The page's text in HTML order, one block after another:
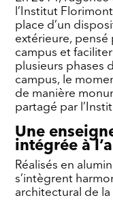
l’Institut
place d’un
extérieure, pensé
campus et
plusieurs phases
campus, le
de manière
partagé par
Une
intégrée à
Réalisés en
s’intègrent
architectural de